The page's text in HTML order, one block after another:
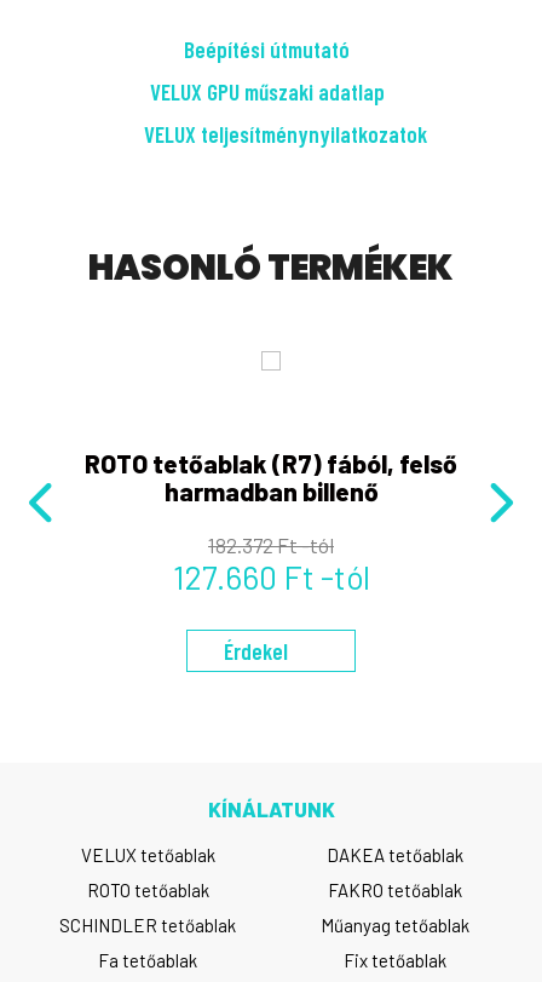
Beépítési útmutató
VELUX GPU műszaki adatlap
VELUX teljesítménynyilatkozatok
HASONLÓ TERMÉKEK
ROTO tetőablak (R7) fából, felső
harmadban billenő
182.372 Ft -tól
127.660 Ft -tól
Érdekel
KÍNÁLATUNK
VELUX tetőablak
DAKEA tetőablak
ROTO tetőablak
FAKRO tetőablak
SCHINDLER tetőablak
Műanyag tetőablak
Fa tetőablak
Fix tetőablak